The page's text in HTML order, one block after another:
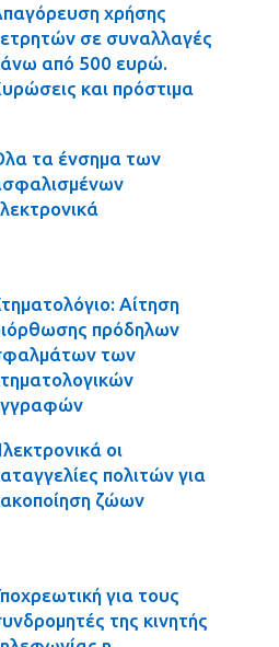
χρήσης
σε συναλλαγές
από 500 ευρώ.
και πρόστιμα
τα ένσημα των
Αίτηση
πρόδηλων
των
οι
πολιτών για
ζώων
για τους
της κινητής